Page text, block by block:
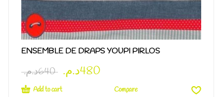
ENSEMBLE DE DRAPS YOUPI PIRLOS
640د.م. 480د.م.
Add to cart Compare